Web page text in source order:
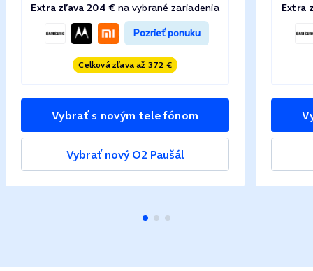
Extra zľava 204 € na vybrané zariadenia
Pozrieť ponuku
Celková zľava až 372 €
Vybrať s novým telefónom
Vybrať nový O2 Paušál
Extra